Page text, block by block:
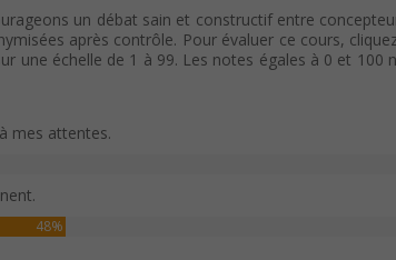
un débat sain et constructif entre
après contrôle. Pour évaluer ce cours,
une échelle de 1 à 99. Les notes égales à 0 et 100
mes attentes.
48%